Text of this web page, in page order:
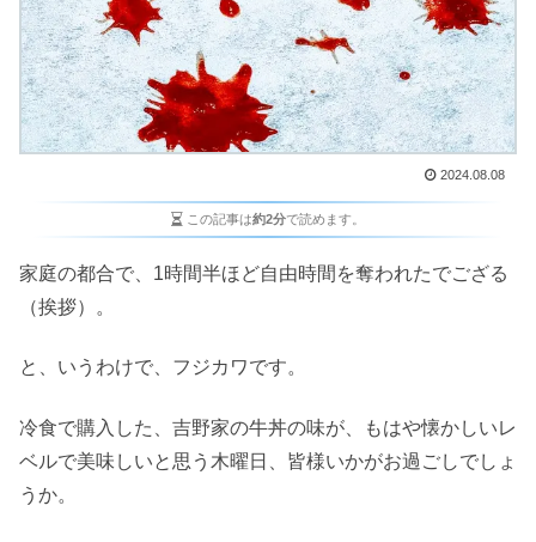
2024.08.08
この記事は約2分で読めます。
家庭の都合で、1時間半ほど自由時間を奪われたでござる
（挨拶）。
と、いうわけで、フジカワです。
冷食で購入した、吉野家の牛丼の味が、もはや懐かしいレ
ベルで美味しいと思う木曜日、皆様いかがお過ごしでしょ
うか。